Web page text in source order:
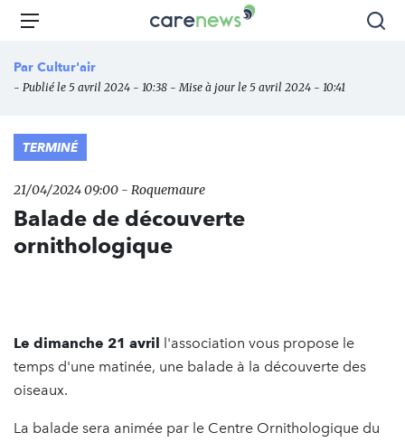
Aller
principal
Carenews,
des
Menu
Par Cultur'air
- Publié le 5 avril 2024 - 10:38 - Mise à jour le 5 avril 2024 - 10:41
TERMINÉ
21/04/2024 09:00 - Roquemaure
Balade de découverte
ornithologique
Le dimanche 21 avril l'association vous propose le
temps d'une matinée, une balade à la découverte des
oiseaux.
La balade sera animée par le Centre Ornithologique du